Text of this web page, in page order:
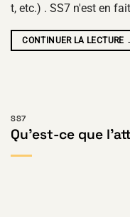
t, etc.) . SS7 n'est en
CONTINUER LA LECTURE
SS7
Qu'est-ce que